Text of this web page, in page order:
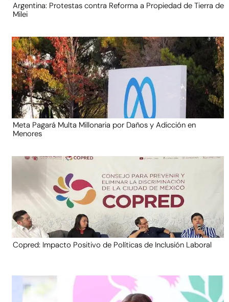
Argentina: Protestas contra Reforma a Propiedad de Tierra de
Milei
Meta Pagará Multa Millonaria por Daños y Adicción en
Menores
Copred: Impacto Positivo de Políticas de Inclusión Laboral